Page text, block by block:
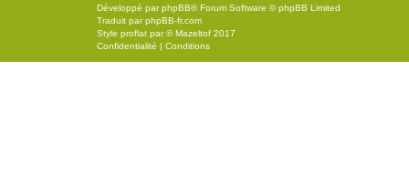
Développé parphpBB® Forum Software © phpBB Limited
Traduit parphpBB-fr.com
Style proflat par ©Mazeltof 2017
Confidentialité | Conditions